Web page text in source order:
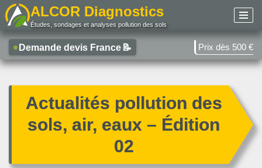
au
contenu
ALCOR Diagnostics
Études, sondages et analyses pollution des sols
Demande devis France 📝 Prix dès 500 €
Actualités pollution des
sols, air, eaux – Édition
02